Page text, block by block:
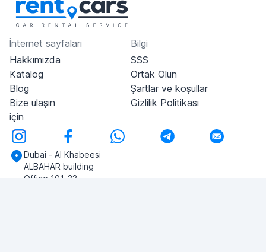
İnternet sayfaları
Hakkımızda
Katalog
Blog
Bize ulaşın
için
Bilgi
SSS
Ortak Olun
Şartlar ve koşullar
Gizlilik Politikası
Dubai - Al Khabeesi
ALBAHAR building
Office 101-33